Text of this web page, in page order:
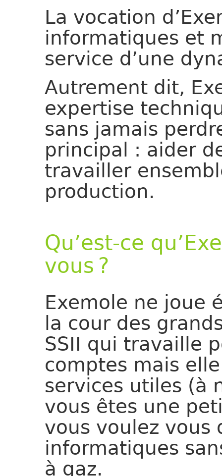
La vocation
informatiques et
service d’une
Autrement dit,
expertise
sans jamais
principal : aider
travailler
production.
Qu’est-ce
vous ?
Exemole ne joue
la cour des
SSII qui travaille
comptes mais
services utiles (à
vous êtes une
vous voulez vous
informatiques
à gaz.